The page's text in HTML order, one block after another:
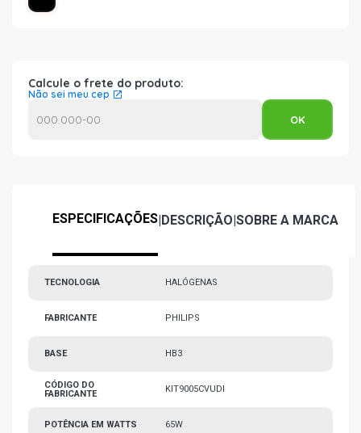
Calcule o frete do produto:
Não sei meu cep
ESPECIFICAÇÕES|DESCRIÇÃO|SOBRE A MARCA
TECNOLOGIA HALÓGENAS
FABRICANTE PHILIPS
BASE HB3
CÓDIGO DO
FABRICANTE
KIT9005CVUDI
POTÊNCIA EM WATTS 65W